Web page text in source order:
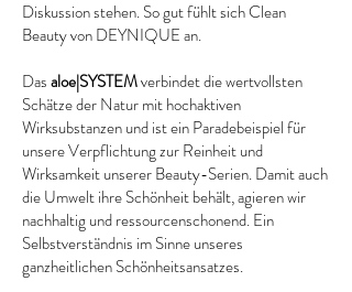
Diskussion stehen. So gut fühlt sich Clean
Beauty von DEYNIQUE an.
Dasaloe|SYSTEMverbindet die wertvollsten
Schätze der Natur mit hochaktiven
Wirksubstanzen und ist ein Paradebeispiel für
unsere Verpflichtung zur Reinheit und
Wirksamkeit unserer Beauty-Serien. Damit auch
die Umwelt ihre Schönheit behält, agieren wir
nachhaltig und ressourcenschonend. Ein
Selbstverständnis im Sinne unseres
ganzheitlichen Schönheitsansatzes.